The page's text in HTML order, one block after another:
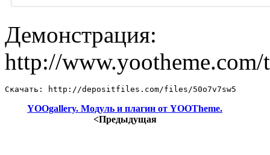
Демонстрация:
http://
Скачать: http://depositfiles.com/files/50o7v7sw5
YOOgallery. Модуль и плагин от YOOTheme.
<Предыдущая